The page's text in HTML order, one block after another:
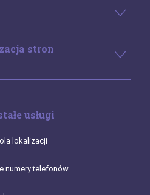
stron
usługi
lokalizacji
numery telefonów